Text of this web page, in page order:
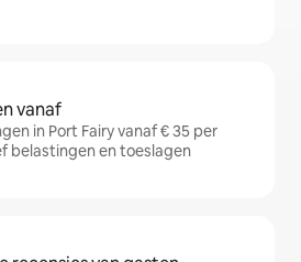
vanaf
in Port Fairy vanaf € 35 per
belastingen en toeslagen